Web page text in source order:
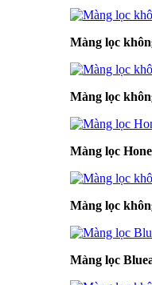
Màng lọc
Màng lọc
Màng lọc
Màng lọc
Màng lọc